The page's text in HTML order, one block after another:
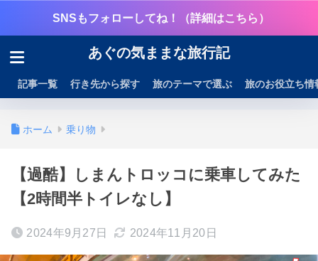
SNSもフォローしてね！（詳細はこちら）
あぐの気ままな旅行記
記事一覧 行き先から探す 旅のテーマで選ぶ 旅のお役立ち情
ホーム 乗り物
【過酷】しまんトロッコに乗車してみた
【2時間半トイレなし】
2024年9月27日 2024年11月20日